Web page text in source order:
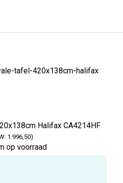
tafel-420x138cm-halifax
HalifaxCA4214HF
1.996,50)
op voorraad